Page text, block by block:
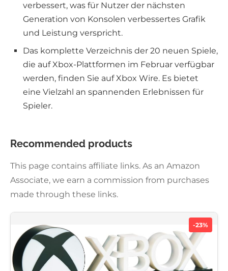
verbessert, was für Nutzer der nächsten
Generation von Konsolen verbessertes Grafik
und Leistung verspricht.
Das komplette Verzeichnis der 20 neuen Spiele,
die auf Xbox-Plattformen im Februar verfügbar
werden, finden Sie auf Xbox Wire. Es bietet
eine Vielzahl an spannenden Erlebnissen für
Spieler.
Recommended products
This page contains affiliate links. As an Amazon
Associate, we earn a commission from purchases
made through these links.
-23%